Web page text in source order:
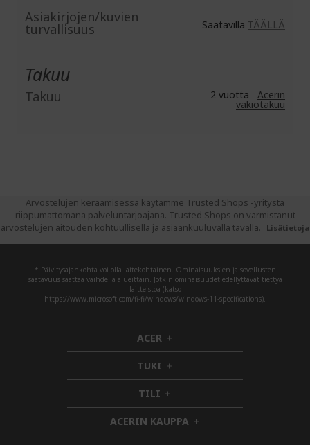
Asiakirjojen/kuvien
turvallisuus Saatavilla TÄÄLLÄ
Takuu
Takuu 2 vuotta Acerin
vakiotakuu
Arvostelujen keräämisessä käytämme Trusted Shops -yritystä
riippumattomana palveluntarjoajana. Trusted Shops on varmistanut
arvostelujen aitouden kohtuullisella ja asiaankuuluvalla tavalla.
Lisätietoja
* Päivitysajankohta voi olla laitekohtainen. Ominaisuuksien ja sovellusten
saatavuus saattaa vaihdella alueittain. Jotkin ominaisuudet edellyttävät tiettyä
laitteistoa (katso
https://www.microsoft.com/fi-fi/windows/windows-11-specifications).
ACER h
i
d
d
e
n
TUKI h
i
d
d
e
n
TILI h
i
d
d
ACERIN KAUPPA h
i